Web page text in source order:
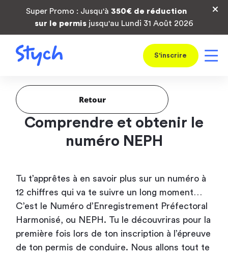
Super Promo : Jusqu'à 350€ de réduction
sur le permis jusqu'au Lundi 31 Août 2026
S'inscrire
Retour
Comprendre et obtenir le
numéro NEPH
Tu t’apprêtes à en savoir plus sur un numéro à
12 chiffres qui va te suivre un long moment…
C’est le Numéro d’Enregistrement Préfectoral
Harmonisé, ou NEPH. Tu le découvriras pour la
première fois lors de ton inscription à l’épreuve
de ton permis de conduire. Nous allons tout te